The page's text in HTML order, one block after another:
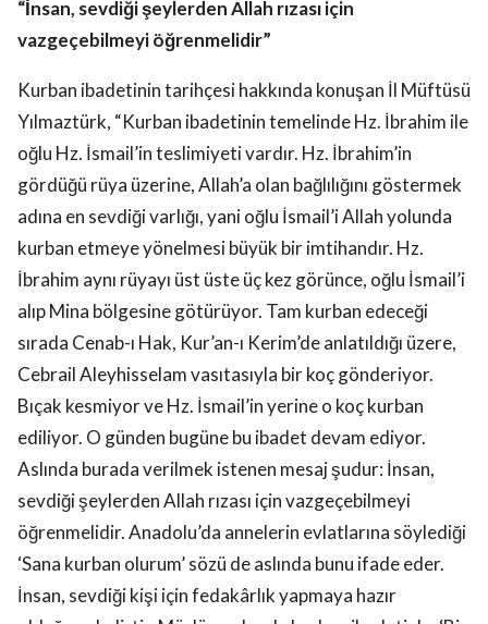
“İnsan, sevdiği şeylerden Allah rızası için
vazgeçebilmeyi öğrenmelidir”
Kurban ibadetinin tarihçesi hakkında konuşan İl Müftüsü
Yılmaztürk, “Kurban ibadetinin temelinde Hz. İbrahim ile
oğlu Hz. İsmail’in teslimiyeti vardır. Hz. İbrahim’in
gördüğü rüya üzerine, Allah’a olan bağlılığını göstermek
adına en sevdiği varlığı, yani oğlu İsmail’i Allah yolunda
kurban etmeye yönelmesi büyük bir imtihandır. Hz.
İbrahim aynı rüyayı üst üste üç kez görünce, oğlu İsmail’i
alıp Mina bölgesine götürüyor. Tam kurban edeceği
sırada Cenab-ı Hak, Kur’an-ı Kerim’de anlatıldığı üzere,
Cebrail Aleyhisselam vasıtasıyla bir koç gönderiyor.
Bıçak kesmiyor ve Hz. İsmail’in yerine o koç kurban
ediliyor. O günden bugüne bu ibadet devam ediyor.
Aslında burada verilmek istenen mesaj şudur: İnsan,
sevdiği şeylerden Allah rızası için vazgeçebilmeyi
öğrenmelidir. Anadolu’da annelerin evlatlarına söylediği
‘Sana kurban olurum’ sözü de aslında bunu ifade eder.
İnsan, sevdiği kişi için fedakârlık yapmaya hazır